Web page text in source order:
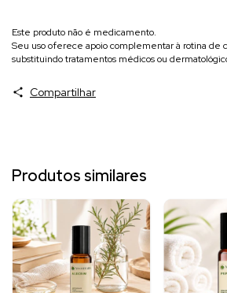
Este produto não é medicamento.
Seu uso oferece apoio complementar à rotina de
substituindo tratamentos médicos ou
Compartilhar
Produtos similares